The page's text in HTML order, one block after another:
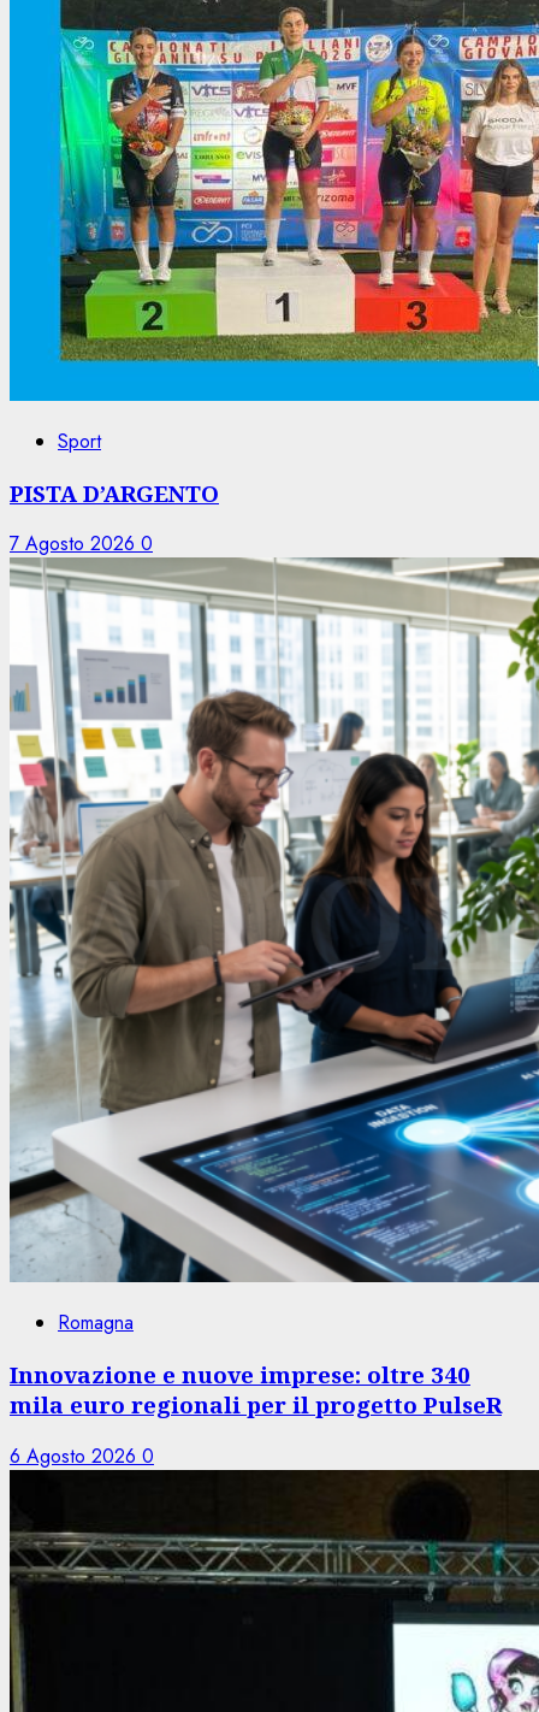
Sport
PISTA D’ARGENTO
7 Agosto 2026 0
Romagna
Innovazione e nuove imprese: oltre 340
mila euro regionali per il progetto PulseR
6 Agosto 2026 0